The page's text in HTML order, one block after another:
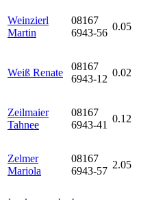
Weinzierl
Martin
08167
6943-56
0.05
Weiß Renate
08167
6943-12
0.02
Zeilmaier
Tahnee
08167
6943-41
0.12
Zelmer
Mariola
08167
6943-57
2.05